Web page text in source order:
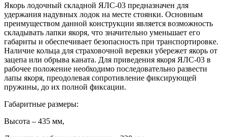
Якорь лодочный складной ЯЛС-03 предназначен для
удержания надувных лодок на месте стоянки. Основным
преимуществом данной конструкции является возможность
складывать лапки якоря, что значительно уменьшает его
габариты и обеспечивает безопасность при транспортировке.
Наличие кольца для страховочной веревки убережет якорь от
зацепа или обрыва каната. Для приведения якоря ЯЛС-03 в
рабочее положение необходимо последовательно развести
лапы якоря, преодолевая сопротивление фиксирующей
пружины, до их полной фиксации.
Габаритные размеры:
Высота – 435 мм,